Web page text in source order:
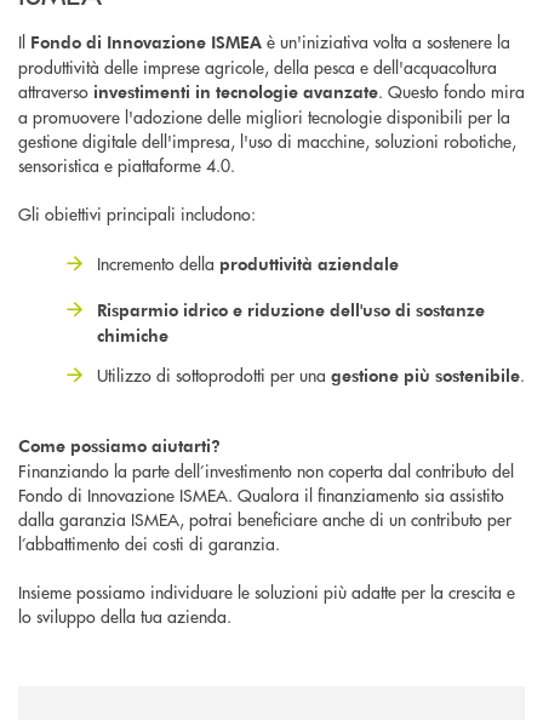
Il Fondo di Innovazione ISMEA è un'iniziativa volta a sostenere la
produttività delle imprese agricole, della pesca e dell'acquacoltura
attraverso investimenti in tecnologie avanzate. Questo fondo mira
a promuovere l'adozione delle migliori tecnologie disponibili per la
gestione digitale dell'impresa, l'uso di macchine, soluzioni robotiche,
sensoristica e piattaforme 4.0.
Gli obiettivi principali includono:
Incremento della produttività aziendale
Risparmio idrico e riduzione dell'uso di sostanze
chimiche
Utilizzo di sottoprodotti per una gestione più sostenibile.
Come possiamo aiutarti?
Finanziando la parte dell’investimento non coperta dal contributo del
Fondo di Innovazione ISMEA. Qualora il finanziamento sia assistito
dalla garanzia ISMEA, potrai beneficiare anche di un contributo per
l’abbattimento dei costi di garanzia.
Insieme possiamo individuare le soluzioni più adatte per la crescita e
lo sviluppo della tua azienda.